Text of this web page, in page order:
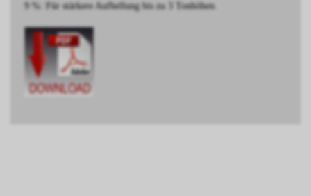
9 %: Für stärkere Aufhellung bis zu 3 Tonhöhen.